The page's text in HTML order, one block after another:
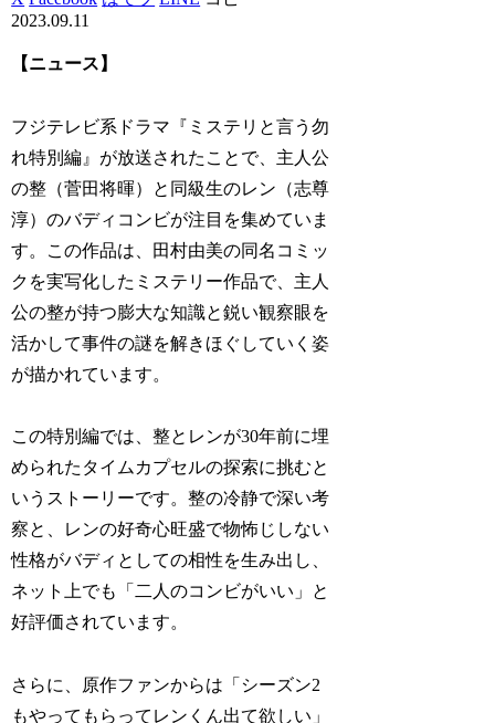
2023.09.11
【ニュース】
フジテレビ系ドラマ『ミステリと言う勿
れ特別編』が放送されたことで、主人公
の整（菅田将暉）と同級生のレン（志尊
淳）のバディコンビが注目を集めていま
す。この作品は、田村由美の同名コミッ
クを実写化したミステリー作品で、主人
公の整が持つ膨大な知識と鋭い観察眼を
活かして事件の謎を解きほぐしていく姿
が描かれています。
この特別編では、整とレンが30年前に埋
められたタイムカプセルの探索に挑むと
いうストーリーです。整の冷静で深い考
察と、レンの好奇心旺盛で物怖じしない
性格がバディとしての相性を生み出し、
ネット上でも「二人のコンビがいい」と
好評価されています。
さらに、原作ファンからは「シーズン2
もやってもらってレンくん出て欲しい」